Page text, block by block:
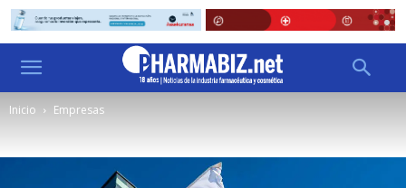
Inicio Empresas